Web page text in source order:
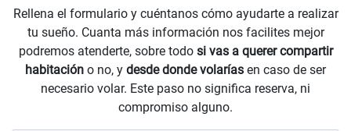
Rellena el formulario y cuéntanos cómo ayudarte a realizar
tu sueño. Cuanta más información nos facilites mejor
podremos atenderte, sobre todo si vas a querer compartir
habitación o no, y desde donde volarías en caso de ser
necesario volar. Este paso no significa reserva, ni
compromiso alguno.